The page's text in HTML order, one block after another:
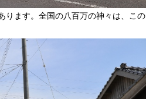
ります。全国の八百万の神々は、この